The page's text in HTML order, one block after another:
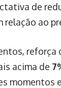
de
relação ao
acima de
momentos